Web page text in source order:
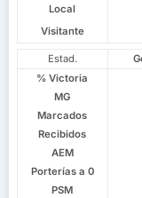
Local
Visitante
Estad.
% Victoria
MG
Marcados
Recibidos
AEM
Porterías a 0
PSM